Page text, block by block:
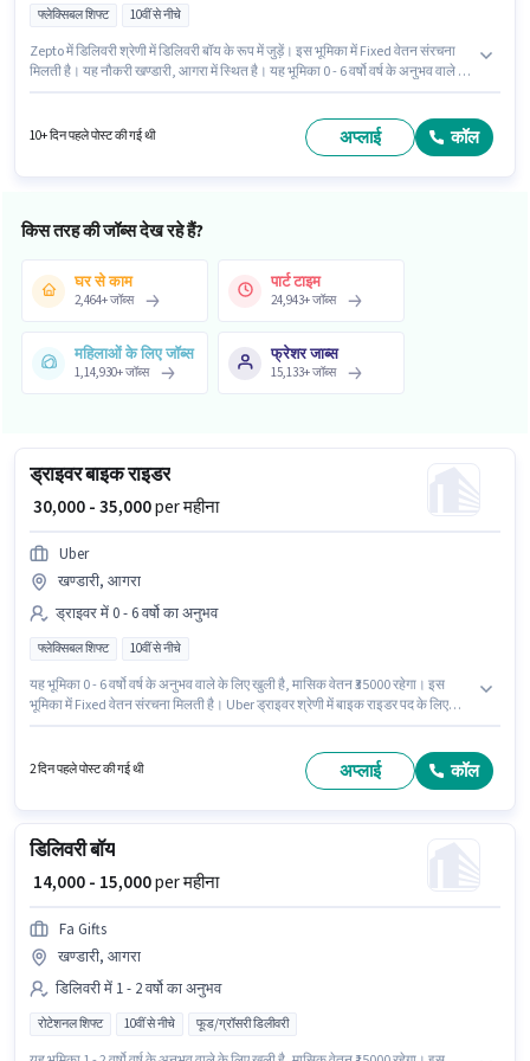
फ्लेक्सिबल शिफ्ट 10वीं से नीचे
Zepto में डिलिवरी श्रेणी में डिलिवरी बॉय के रूप में जुड़ें। इस भूमिका में Fixed वेतन संरचना
मिलती है। यह नौकरी खण्डारी, आगरा में स्थित है। यह भूमिका 0 - 6 वर्षो वर्ष के अनुभव वाले के
days working प्रति सप्ताह है।
10+ दिन पहले पोस्ट की गई थी अप्लाई कॉल
किस तरह की जॉब्स देख रहे हैं?
घर से काम
2,464+जॉब्स
पार्ट टाइम
24,943+जॉब्स
महिलाओं के लिए जॉब्स
1,14,930+जॉब्स
फ्रेशर जाब्स
15,133+जॉब्स
ड्राइवर बाइक राइडर
₹ 30,000 - 35,000per महीना
Uber
खण्डारी, आगरा
ड्राइवर में 0 - 6 वर्षो का अनुभव
फ्लेक्सिबल शिफ्ट 10वीं से नीचे
यह भूमिका 0 - 6 वर्षो वर्ष के अनुभव वाले के लिए खुली है, मासिक वेतन ₹35000 रहेगा। इस
भूमिका में Fixed वेतन संरचना मिलती है। Uber ड्राइवर श्रेणी में बाइक राइडर पद के लिए
योग्यता वाले उम्मीदवार इस भूमिका के लिए उपयुक्त हैं।
2 दिन पहले पोस्ट की गई थी अप्लाई कॉल
डिलिवरी बॉय
₹ 14,000 - 15,000per महीना
Fa Gifts
खण्डारी, आगरा
डिलिवरी में 1 - 2 वर्षो का अनुभव
रोटेशनल शिफ्ट 10वीं से नीचे फूड/ग्रॉसरी डिलीवरी